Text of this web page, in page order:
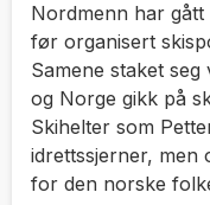
Nordmenn har gått
før organisert
Samene staket
og Norge gikk på
Skihelter som
idrettssjerner, men
for den norske